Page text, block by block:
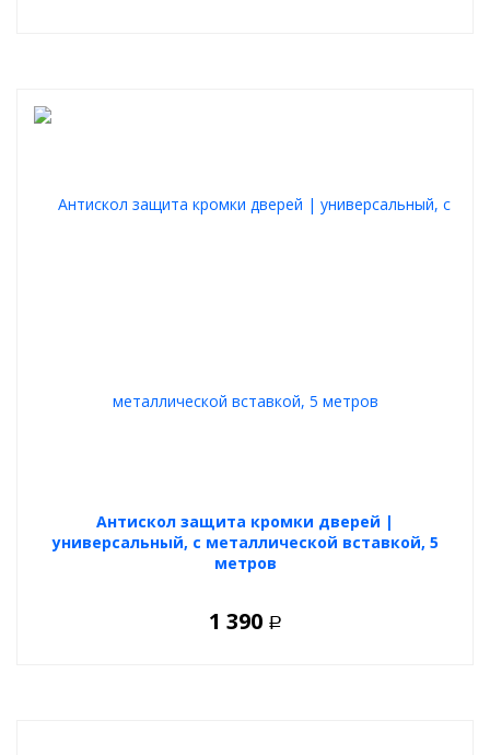
Антискол защита кромки дверей |
универсальный, с металлической вставкой, 5
метров
1 390 Р